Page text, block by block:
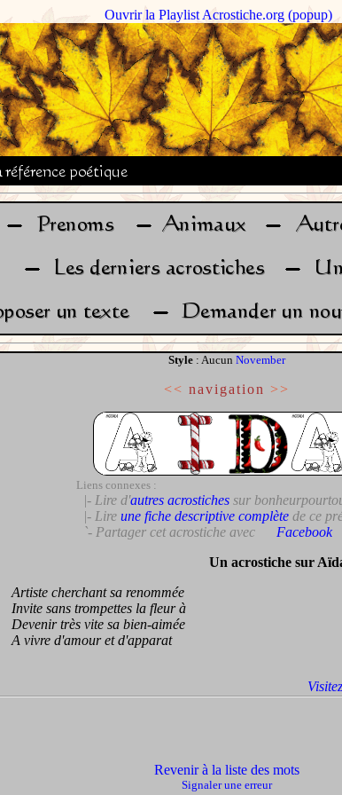
Ouvrir la Playlist Acrostiche.org (popup)
Style : Aucun November
<< navigation >>
Liens connexes :
|- Lire d'autres acrostichessur
|- Lire une fiche descriptive complètede ce
`- Partager cet acrostiche avec
Facebook
Un acrostiche sur
Artiste cherchant sa renommée
Invite sans trompettes la fleur à
Devenir très vite sa bien-aimée
A vivre d'amour et d'apparat
Revenir à la liste des mots
Signaler une erreur